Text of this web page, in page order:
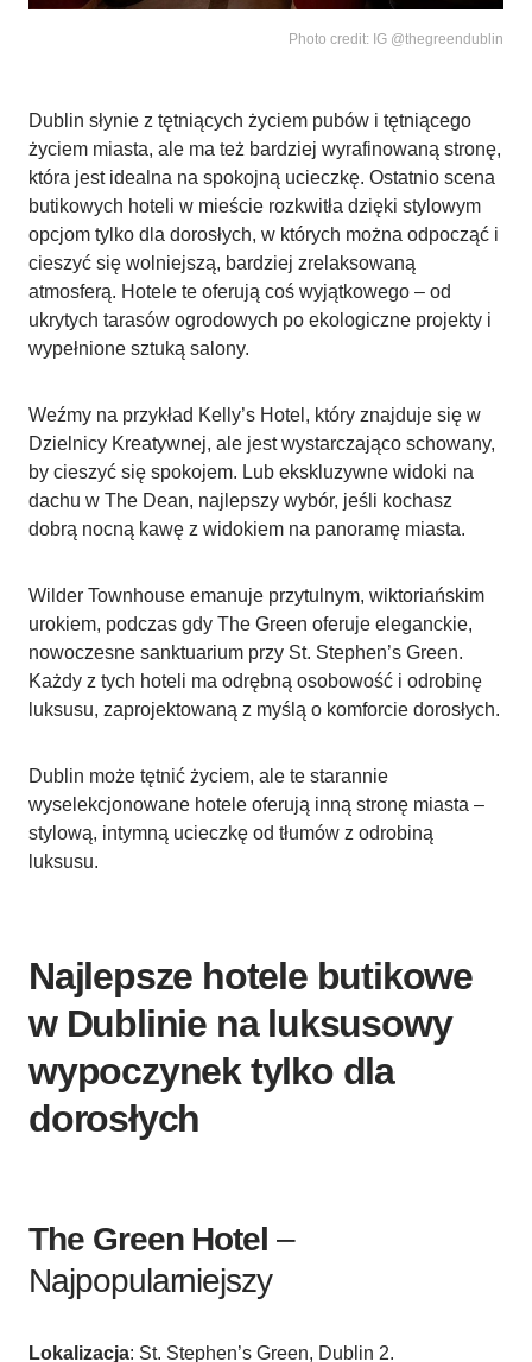
Photo credit: IG @thegreendublin
Dublin słynie z tętniących życiem pubów i tętniącego
życiem miasta, ale ma też bardziej wyrafinowaną stronę,
która jest idealna na spokojną ucieczkę. Ostatnio scena
butikowych hoteli w mieście rozkwitła dzięki stylowym
opcjom tylko dla dorosłych, w których można odpocząć i
cieszyć się wolniejszą, bardziej zrelaksowaną
atmosferą. Hotele te oferują coś wyjątkowego – od
ukrytych tarasów ogrodowych po ekologiczne projekty i
wypełnione sztuką salony.
Weźmy na przykład Kelly’s Hotel, który znajduje się w
Dzielnicy Kreatywnej, ale jest wystarczająco schowany,
by cieszyć się spokojem. Lub ekskluzywne widoki na
dachu w The Dean, najlepszy wybór, jeśli kochasz
dobrą nocną kawę z widokiem na panoramę miasta.
Wilder Townhouse emanuje przytulnym, wiktoriańskim
urokiem, podczas gdy The Green oferuje eleganckie,
nowoczesne sanktuarium przy St. Stephen’s Green.
Każdy z tych hoteli ma odrębną osobowość i odrobinę
luksusu, zaprojektowaną z myślą o komforcie dorosłych.
Dublin może tętnić życiem, ale te starannie
wyselekcjonowane hotele oferują inną stronę miasta –
stylową, intymną ucieczkę od tłumów z odrobiną
luksusu.
Najlepsze hotele butikowe
w Dublinie na luksusowy
wypoczynek tylko dla
dorosłych
The Green Hotel –
Najpopularniejszy
Lokalizacja: St. Stephen’s Green, Dublin 2.